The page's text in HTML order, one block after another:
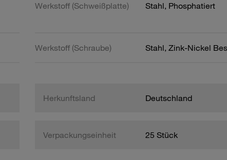
Werkstoff (Schweißplatte) Stahl, Phosphatiert
Werkstoff (Schraube) Stahl, Zink-Nickel
Herkunftsland Deutschland
Verpackungseinheit 25 Stück